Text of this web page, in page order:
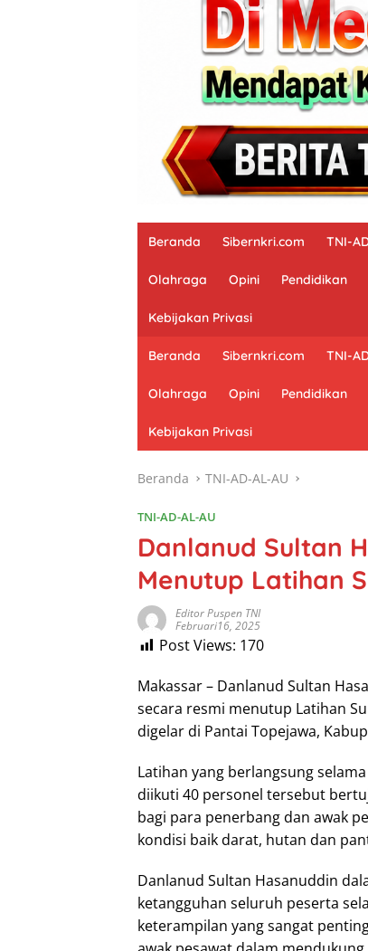
Beranda Sibernkri.com TNI-
Olahraga Opini Pendidikan
Kebijakan Privasi
Beranda Sibernkri.com TNI-
Olahraga Opini Pendidikan
Kebijakan Privasi
Beranda TNI-AD-AL-AU
TNI-AD-AL-AU
Danlanud Sultan
Menutup Latihan
Editor Puspen TNI
Februari16, 2025
Post Views: 170
Makassar – Danlanud Sultan
secara resmi menutup Latihan
digelar di Pantai Topejawa,
Latihan yang berlangsung
diikuti 40 personel tersebut
bagi para penerbang dan awak
kondisi baik darat, hutan dan
Danlanud Sultan Hasanuddin
ketangguhan seluruh peserta
keterampilan yang sangat